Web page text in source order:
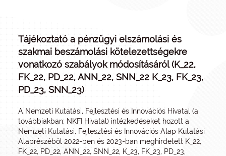
Tájékoztató a pénzügyi elszámolási és
szakmai beszámolási kötelezettségekre
vonatkozó szabályok módosításáról (K_22,
FK_22, PD_22, ANN_22, SNN_22 K_23, FK_23,
PD_23, SNN_23)
A Nemzeti Kutatási, Fejlesztési és Innovációs Hivatal (a
továbbiakban: NKFI Hivatal) intézkedéseket hozott a
Nemzeti Kutatási, Fejlesztési és Innovációs Alap Kutatási
Alaprészéből 2022-ben és 2023-ban meghirdetett K_22,
FK_22, PD_22, ANN_22, SNN_22, K_23, FK_23, PD_23,